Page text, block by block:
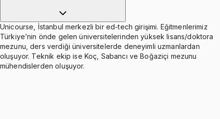
Unicourse, İstanbul merkezli bir ed-tech girişimi. Eğitmenlerimiz
Türkiye’nin önde gelen üniversitelerinden yüksek lisans/doktora
mezunu, ders verdiği üniversitelerde deneyimli uzmanlardan
oluşuyor. Teknik ekip ise Koç, Sabancı ve Boğaziçi mezunu
mühendislerden oluşuyor.